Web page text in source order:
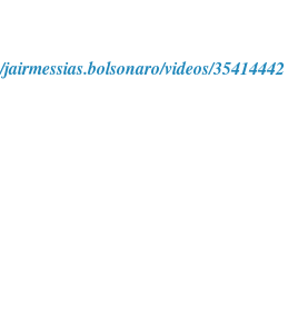
videos/35414442